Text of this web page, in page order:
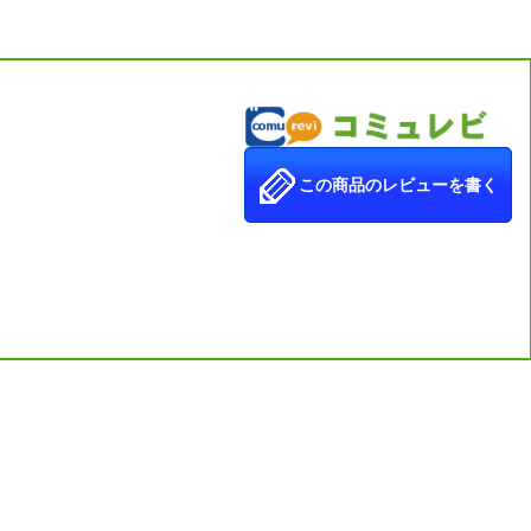
封して検品を行ったうえで販売をしております。
るため、基本的には外した状態で発送をしております。
この商品のレビューを書く